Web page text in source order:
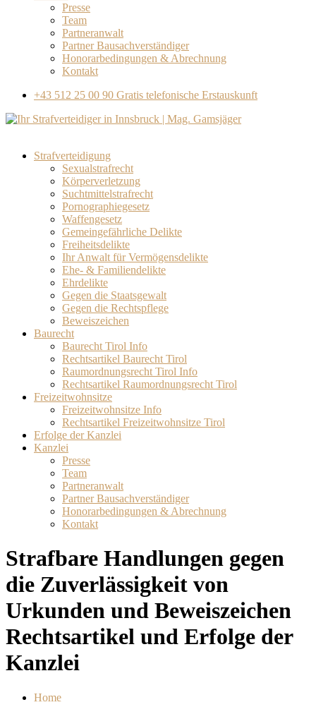
Presse
Team
Partneranwalt​
Partner Bausachverständiger
Honorarbedingungen & Abrechnung
Kontakt
+43 512 25 00 90 Gratis telefonische Erstauskunft
Strafverteidigung
Sexualstrafrecht
Körperverletzung
Suchtmittelstrafrecht
Pornographiegesetz
Waffengesetz
Gemeingefährliche Delikte
Freiheitsdelikte
Ihr Anwalt für Vermögensdelikte
Ehe- & Familiendelikte
Ehrdelikte
Gegen die Staatsgewalt
Gegen die Rechtspflege
Beweiszeichen
Baurecht
Baurecht Tirol Info
Rechtsartikel Baurecht Tirol
Raumordnungsrecht Tirol Info
Rechtsartikel Raumordnungsrecht Tirol
Freizeitwohnsitze
Freizeitwohnsitze Info
Rechtsartikel Freizeitwohnsitze Tirol
Erfolge der Kanzlei
Kanzlei
Presse
Team
Partneranwalt​
Partner Bausachverständiger
Honorarbedingungen & Abrechnung
Kontakt
Strafbare Handlungen gegen
die Zuverlässigkeit von
Urkunden und Beweiszeichen
Rechtsartikel und Erfolge der
Kanzlei
Home